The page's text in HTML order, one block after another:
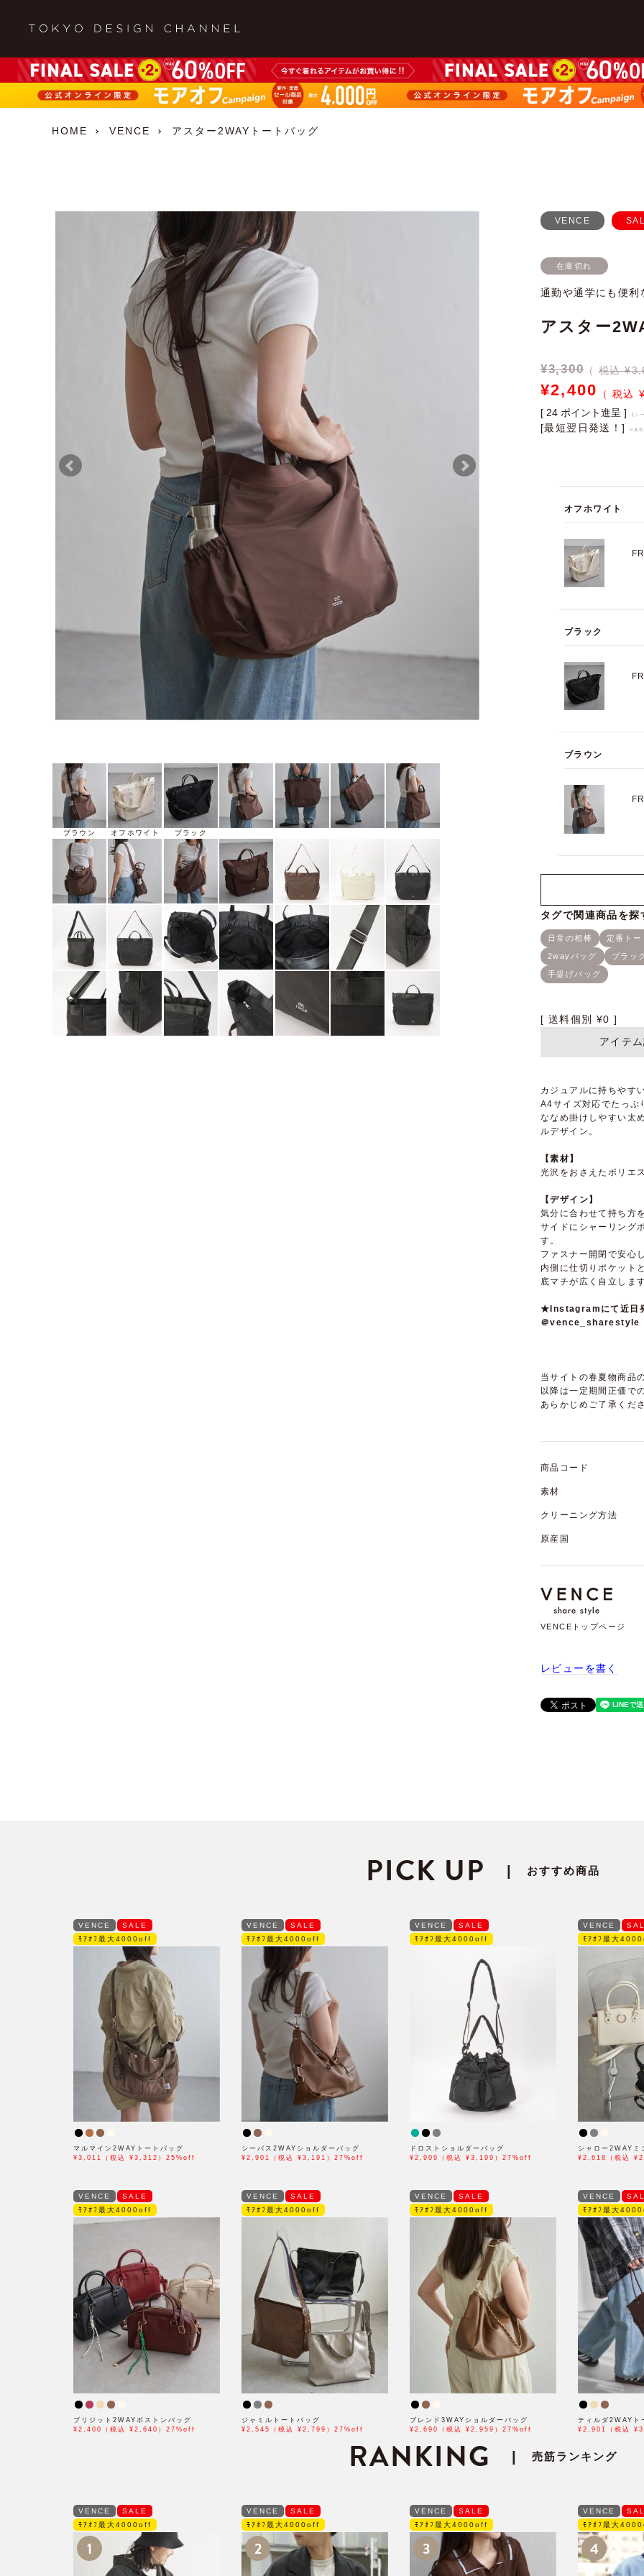
HOME VENCE アスター2WAYトートバッグ
ブラウン オフホワイト ブラック
VENCE
在庫切れ
通勤や通学にも便利
アスター
¥3,300 税込
¥2,400 ¥
[ 24 ポイント進呈 ] 【シ
[最短翌日発送！] ※条件
オフホワイト
ブラック
ブラウン
送料個別 ¥0
アイテ
カジュアルに持ちやす
A4サイズ対応でたっぷ
ななめ掛けしやすい太
ルデザイン。
【素材】
光沢をおさえたポリエ
【デザイン】
気分に合わせて持ち方
サイドにシャーリング
す。
ファスナー開閉で安心
内側に仕切りポケット
底マチが広く自立します
★Instagramにて近日発
＠vence_sharestyle
当サイトの春夏物商品
以降は一定期間正価で
あらかじめご了承くだ
商品コード
素材
クリーニング方法
原産国
VENCEトップページ
レビューを書く
PICK UP | おすすめ商品
VENCE
SALE
ﾓｱｵﾌ最大4000off
マルマイン2WAYトートバッグ
¥3,011（税込 ¥3,312）25%off
VENCE
SALE
ﾓｱｵﾌ最大4000off
シーバス2WAYショルダーバッグ
¥2,901（税込 ¥3,191）27%off
VENCE
SALE
ﾓｱｵﾌ最大4000off
ドロストショルダーバッグ
¥2,909（税込 ¥3,199）27%off
VENCE
ﾓｱｵﾌ最大
シャロー2WAYミ
¥2,618（税込
VENCE
SALE
ﾓｱｵﾌ最大4000off
ブリジット2WAYボストンバッグ
¥2,400（税込 ¥2,640）27%off
VENCE
SALE
ﾓｱｵﾌ最大4000off
ジャミルトートバッグ
¥2,545（税込 ¥2,799）27%off
VENCE
SALE
ﾓｱｵﾌ最大4000off
ブレンド3WAYショルダーバッグ
¥2,690（税込 ¥2,959）27%off
VENCE
ﾓｱｵﾌ最大
ティルダ2WAYト
¥2,901（税込
RANKING 売筋ランキング
VENCE
SALE
ﾓｱｵﾌ最大4000off
1
VENCE
SALE
ﾓｱｵﾌ最大4000off
2
VENCE
SALE
ﾓｱｵﾌ最大4000off
3
VENCE
ﾓｱｵﾌ最大
4